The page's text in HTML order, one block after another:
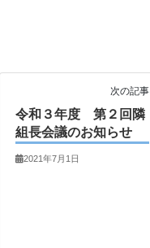
次の記事
令和３年度 第２回隣
組長会議のお知らせ
2021年7月1日